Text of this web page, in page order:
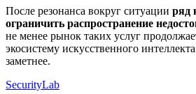
После резонанса вокруг ситуации ряд
ограничить распространение
не менее рынок таких услуг
экосистему искусственного
заметнее.
SecurityLab